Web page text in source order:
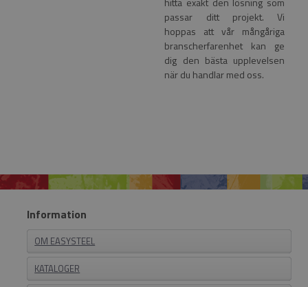
passar ditt projekt. Vi
hoppas att vår mångåriga
branscherfarenhet kan ge
dig den bästa upplevelsen
när du handlar med oss.
Information
OM EASYSTEEL
KATALOGER